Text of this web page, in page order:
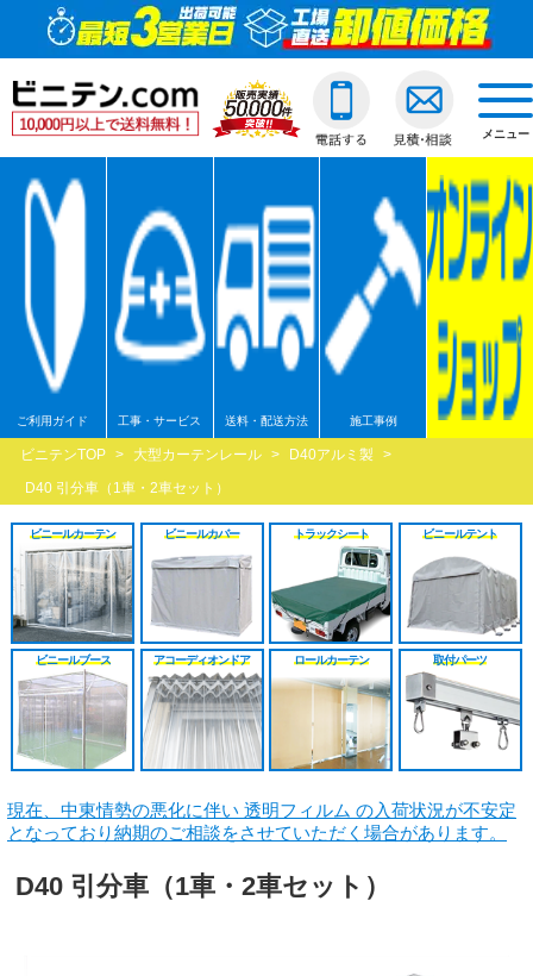
メニュー
ご利用ガイド 工事・サービス 送料・配送方法 施工事例
ビニテンTOP > 大型カーテンレール > D40アルミ製
>
D40 引分車（1車・2車セット）
ビニールカーテン ビニールカバー トラックシート ビニールテント
ビニールブース アコーディオンドア ロールカーテン 取付パーツ
現在、中東情勢の悪化に伴い 透明フィルム の入荷状況が不安定
となっており納期のご相談をさせていただく場合があります。
D40 引分車（1車・2車セット）
ビニールカーテン 透明ビニールカーテン
糸入ビニールカーテン
ターポリンビニール
パワーシートビニー
ターポリンメッシュ
不燃ターポリンビニ
耐熱ビニールカーテン
溶接遮光ビニールカ
戻る
ジャバラビニールカーテン
透明ジャバラビニー
糸入りジャバラビニ
ターポリンジャバラ
コンビネーションジ
不燃ターポリンジャ
のれんカーテン式
のれんカーテン式ビ
のれんカーテン可動
戻る
ロールスクリーン
透明ロールスクリーン
透明糸入りロールス
ターポリンロールス
不燃ターポリンロー
透明電動ロールスク
糸入透明電動ロール
ターポリン電動ロー
不燃ターポリン電動
戻る
アコーディオンドア
透明アコーディオン
糸入アコーディオン
ターポリンアコーデ
不燃ターポリンアコ
戻る
ネットカーテン網
ネットカーテン/網
戻る
大型カーテンレール
D30スチール製
D30アルミ製
D30ステンレス製
D30隙間シートレール
D40スチール製
D40アルミ製
D40ステンレス製
D40隙間シートレール
HGレール
ベンダーレール
その他部品関連
戻る
間仕切ポール
間仕切ポールスリム
間仕切ポール押さえ
間仕切ポールHGタイ
間仕切ポールXGタイ
間仕切ポールネット用
カバー
透明ビニールカバー
糸入りビニールカバー
合繊帆布ビニールカ
パワーシートビニー
ターポリンビニール
オプション加工
戻る
シート
透明ビニールシート
糸入りビニールシート
合繊帆布ビニールシ
パワーシートビニー
ターポリンビニール
オプション加工
戻る
原反カット販売
透明フィルム原反・
糸入フィルム原反・
ターポリン原反・カ
帯電防止ターポリン
ターポリンメッシュ
パワーシート原反・
不燃ターポリン原反
耐熱シート原反・カ
のれんカーテン原反
のれんカーテン可動
戻る
戻る
ご利用ガイド
他社との違い
ご注文の流れ
送料・配送方法
返品・交換
お支払い方法
大口割引
無料見積り
施工工事見積り
パートナー募集
戻る